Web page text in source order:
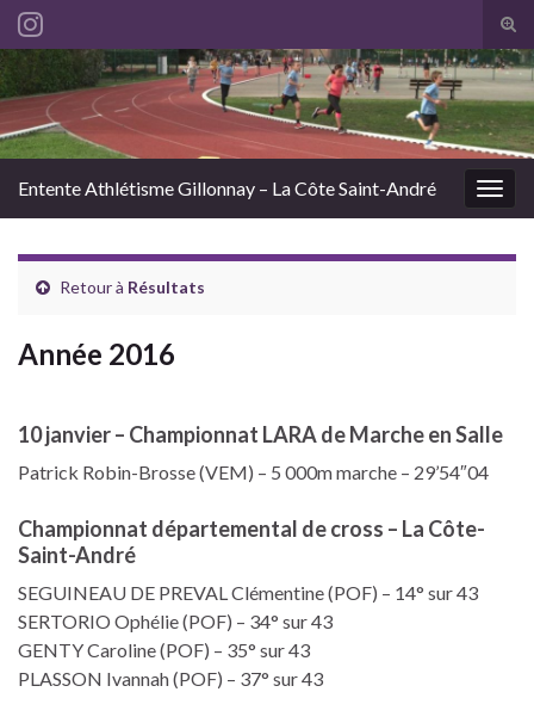
Search for:
Entente Athlétisme Gillonnay – La Côte Saint-André
Retour à Résultats
Année 2016
10 janvier – Championnat LARA de Marche en Salle
Patrick Robin-Brosse (VEM) – 5 000m marche – 29’54″04
Championnat départemental de cross – La Côte-
Saint-André
SEGUINEAU DE PREVAL Clémentine (POF) – 14° sur 43
SERTORIO Ophélie (POF) – 34° sur 43
GENTY Caroline (POF) – 35° sur 43
PLASSON Ivannah (POF) – 37° sur 43